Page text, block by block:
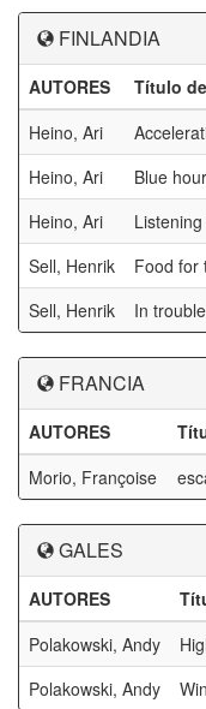
FINLANDIA
AUTORES Título
Heino, Ari
Heino, Ari
Blue
Heino, Ari
Sell, Henrik
Food for
Sell, Henrik
In trouble
FRANCIA
AUTORES
Morio, Françoise
GALES
AUTORES
Polakowski, Andy
Polakowski, Andy